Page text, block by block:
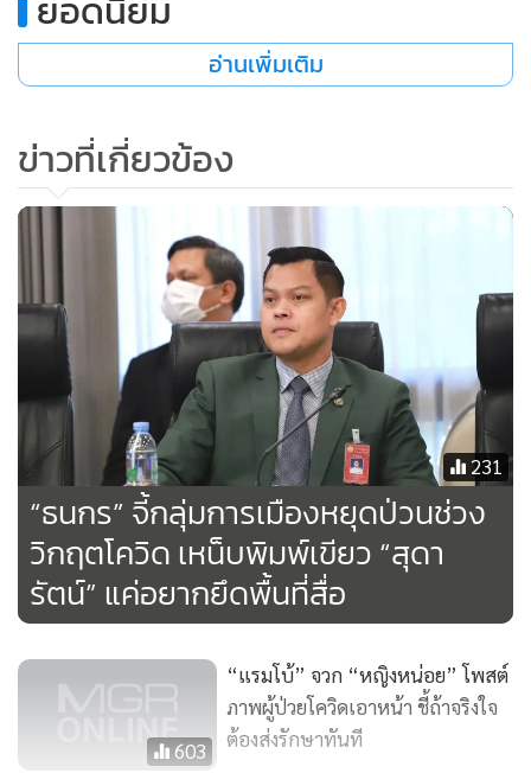
เนื่อง และจะมีวัคซีน mRNA เข้ามาอย่างต่อเนื่องตั้งแต่ปลายปีนี้
สถานการณ์ประเทศ และการทำงานของรัฐบาลในขณะนี้ได้ดี
กว่าใคร แต่เหตุใดถึงทำเป็นหูหนวก ตาบอด ทำเป็นไม่รู้เรื่อง
อะไรเลย เพราะวันๆ หาแต่ประเด็นโจมตีคนอื่นเพื่อประโยชน์
ทางการเมืองของตนเอง
“แม้กระทั้งที่คุณหญิงสุดารัตน์ได้โพสต์เฟซบุ๊กซึ่งก่อนหน้านี้เวลา
15:34 น. เมื่อวันที่ 27 ก.ค. 64 ได้โพสต์ว่าวันนี้ประเทศไทยมีผู้ติด
เชื้อใหม่สูงเป็นลำดับ 1 ของโลก จากนั้นจึงมาแก้ไขข้อความว่า
เป็นประเทศไทยมีผู้ติดเชื้อใหม่สูงเป็นลำดับต้นๆ ของโลก ซึ่ง
ก่อนที่จะออกมาโพสต์อะไรขอให้ติดตามข่าวสารและพิจารณา
ให้ดีก่อน เพราะเฟซบุ๊กของคุณหญิงมีคนติดตามเป็นจำนวนมาก
และจะทำให้ประชาชนสับสนได้ ผมขอให้นึกถึงประเทศชาติ และ
ประชาชนด้วย ไม่ใช่นึกถึงแต่ตัวเอง เป็นคุณหญิงแต่ช่างกล้าเอา
ข้อความเท็จมาใส่ร้ายประเทศบ้านเกิดเมืองนอนของตัวเอง คิด
หรือไม่
“ผมขอเดาว่า ในสมองของคุณหญิงสุดารัตน์ มีอยู่สองเรื่อง คือ
ยอดนิยม
อ่านเพิ่มเติม
ข่าวที่เกี่ยวข้อง
231
“ธนกร” จี้กลุ่มการเมืองหยุดป่วนช่วง
วิกฤตโควิด เหน็บพิมพ์เขียว “สุดา
รัตน์” แค่อยากยึดพื้นที่สื่อ
603
“แรมโบ้” จวก “หญิงหน่อย” โพสต์
ภาพผู้ป่วยโควิดเอาหน้า ชี้ถ้าจริงใจ
ต้องส่งรักษาทันที